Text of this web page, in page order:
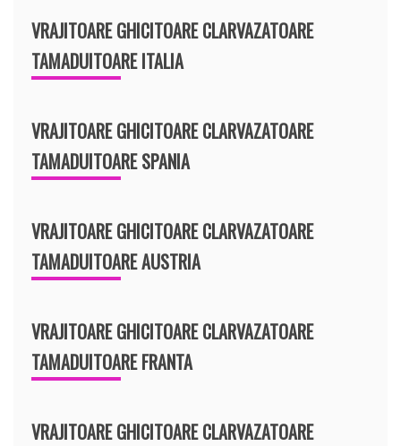
VRAJITOARE GHICITOARE CLARVAZATOARE
TAMADUITOARE ITALIA
VRAJITOARE GHICITOARE CLARVAZATOARE
TAMADUITOARE SPANIA
VRAJITOARE GHICITOARE CLARVAZATOARE
TAMADUITOARE AUSTRIA
VRAJITOARE GHICITOARE CLARVAZATOARE
TAMADUITOARE FRANTA
VRAJITOARE GHICITOARE CLARVAZATOARE